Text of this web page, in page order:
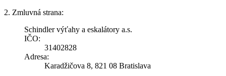
2. Zmluvná strana:
Schindler výťahy a eskalátory a.s.
IČO:
31402828
Adresa:
Karadžičova 8, 821 08 Bratislava